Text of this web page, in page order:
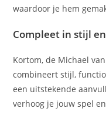
waardoor je hem
Compleet in stijl
Kortom, de Michael
combineert stijl,
een uitstekende
verhoog je jouw spel